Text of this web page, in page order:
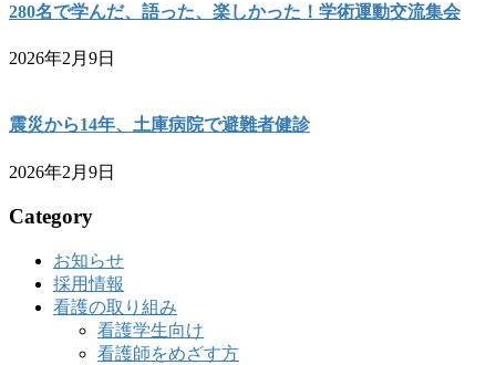
280名で学んだ、語った、楽しかった！学術運動交流集会
2026年2月9日
震災から14年、土庫病院で避難者健診
2026年2月9日
Category
お知らせ
採用情報
看護の取り組み
看護学生向け
看護師をめざす方